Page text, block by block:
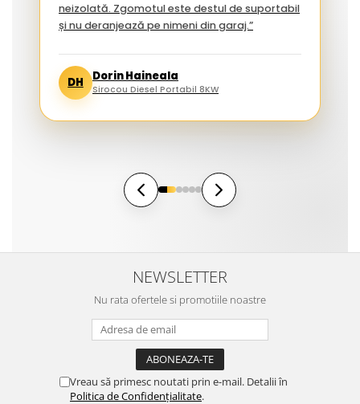
neizolată. Zgomotul este destul de suportabil
și nu deranjează pe nimeni din garaj.”
DH Dorin Haineala
Sirocou Diesel Portabil 8KW
NEWSLETTER
Nu rata ofertele si promotiile noastre
Vreau să primesc noutati prin e-mail. Detalii în
Politica de Confidențialitate.